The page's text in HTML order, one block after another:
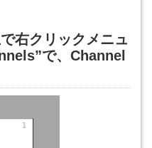
右クリックメニュ
で、Channel